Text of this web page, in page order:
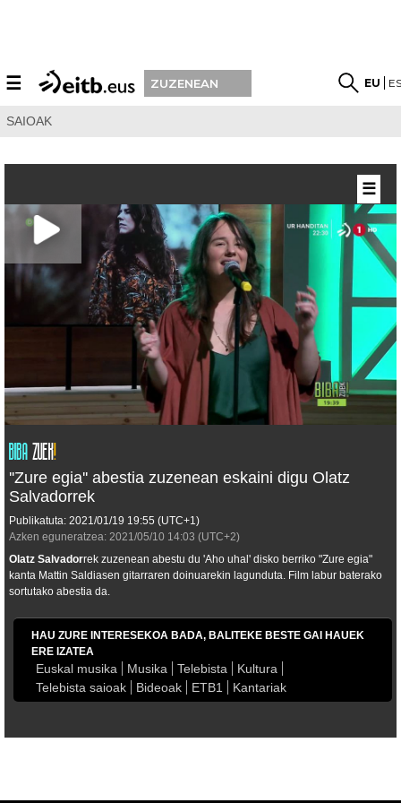
☰ ZUZENEAN EU
SAIOAK
''Zure egia'' abestia zuzenean eskaini digu Olatz
Salvadorrek
Publikatuta: 2021/01/19 19:55 (UTC+1)
Azken eguneratzea: 2021/05/10 14:03 (UTC+2)
Olatz Salvadorrek zuzenean abestu du 'Aho uhal' disko berriko "Zure egia"
kanta Mattin Saldiasen gitarraren doinuarekin lagunduta. Film labur baterako
sortutako abestia da.
HAU ZURE INTERESEKOA BADA, BALITEKE BESTE GAI HAUEK
ERE IZATEA
Euskal musika Musika Telebista
Kultura
Telebista saioak
Bideoak ETB1 Kantariak
☰